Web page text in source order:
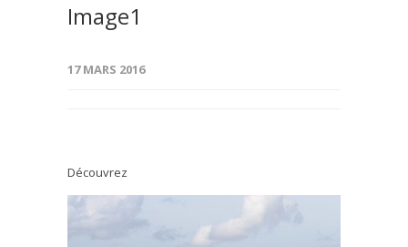
Image1
17 MARS 2016
Découvrez